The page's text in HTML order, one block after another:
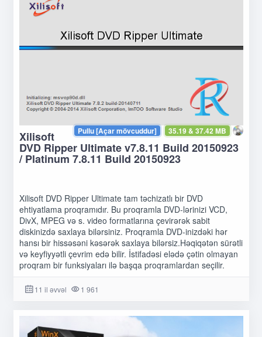
35.19 & 37.42 MB
Pullu [Açar mövcuddur]
Xilisoft
DVD Ripper Ultimate v7.8.11 Build 20150923
/ Platinum 7.8.11 Build 20150923
Xilisoft DVD Ripper Ultimate tam təchizatlı bir DVD
ehtiyatlama proqramıdır. Bu proqramla DVD-lərinizi VCD,
DivX, MPEG və s. video formatlarına çevirərək sabit
diskinizdə saxlaya bilərsiniz. Proqramla DVD-inizdəki hər
hansı bir hissəsəni kəsərək saxlaya bilərsiz.Həqiqətən sürətli
və keyfiyyətli çevrim edə bilir. İstifadəsi elədə çətin olmayan
proqram bir funksiyaları ilə başqa proqramlardan seçilir.
11 il əvvəl 1 961